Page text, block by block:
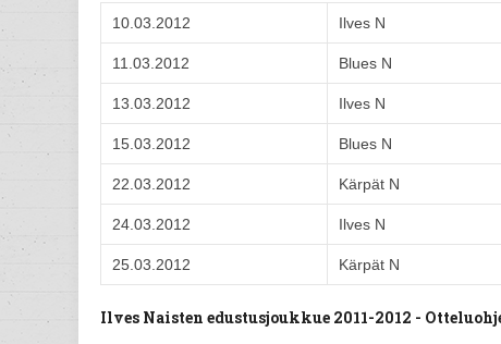
10.03.2012 Ilves N
11.03.2012 Blues N
13.03.2012 Ilves N
15.03.2012 Blues N
22.03.2012 Kärpät N
24.03.2012 Ilves N
25.03.2012 Kärpät N
Ilves Naisten edustusjoukkue 2011-2012 -